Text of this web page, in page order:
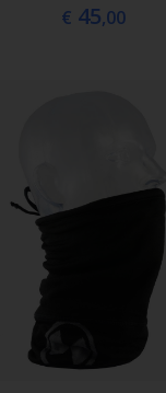
€ 45,00